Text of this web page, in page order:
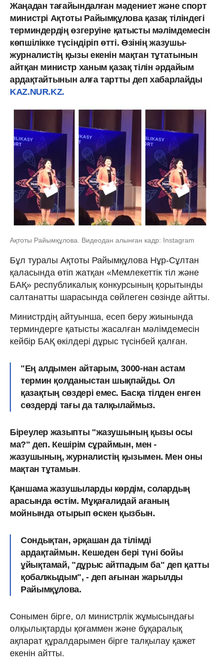
Жаңадан тағайындалған мәдениет және спорт
министрі Ақтоты Райымқұлова қазақ тіліндегі
терминдердің өзгеруіне қатысты мәлімдемесін
көпшілікке түсіндіріп өтті. Өзінің жазушы-
журналистің қызы екенін мақтан тұтатынын
айтқан министр ханым қазақ тілін әрдайым
ардақтайтынын алға тартты деп хабарлайды
KAZ.NUR.KZ.
Ақтоты Райымқұлова. Видеодан алынған кадр: Instagram
Бұл туралы Ақтоты Райымқұлова Нұр-Сұлтан
қаласында өтіп жатқан «Мемлекеттік тіл және
БАҚ» республикалық конкурсының қорытынды
салтанатты шарасында сөйлеген сөзінде айтты.
Министрдің айтуынша, есеп беру жиынында
терминдерге қатысты жасалған мәлімдемесін
кейбір БАҚ өкілдері дұрыс түсінбей қалған.
"Ең алдымен айтарым, 3000-нан астам
термин қолданыстан шықпайды. Ол
қазақтың сөздері емес. Басқа тілден енген
сөздерді тағы да талқылаймыз.
Біреулер жазыпты "жазушының қызы осы
ма?" деп. Кешірім сұраймын, мен -
жазушының, журналистің қызымен. Мен оны
мақтан тұтамын.
Қаншама жазушыларды көрдім, солардың
арасында өстім. Мұқағалидай ағаның
мойнында отырып өскен қызбын.
Сондықтан, әрқашан да тілімді
ардақтаймын. Кешеден бері түні бойы
ұйықтамай, "дұрыс айтпадым ба" деп қатты
қобалжыдым", - деп ағынан жарылды
Райымқұлова.
Сонымен бірге, ол министрлік жұмысындағы
олқылықтарды қоғаммен және бұқаралық
ақпарат құралдарымен бірге талқылау қажет
екенін айтты.